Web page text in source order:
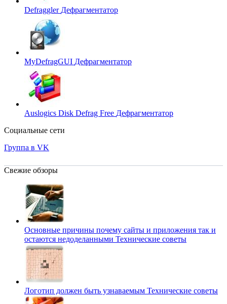
Defraggler Дефрагментатор
MyDefragGUI Дефрагментатор
Auslogics Disk Defrag Free Дефрагментатор
Социальные сети
Группа в VK
Свежие обзоры
Основные причины почему сайты и приложения так и
остаются недоделанными Технические советы
Логотип должен быть узнаваемым Технические советы